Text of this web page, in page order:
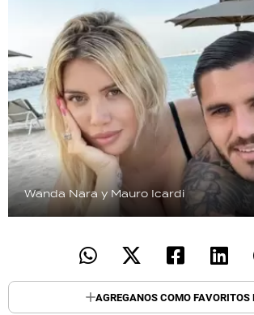
Wanda Nara y Mauro Icardi
AGREGANOS COMO FAVORITOS